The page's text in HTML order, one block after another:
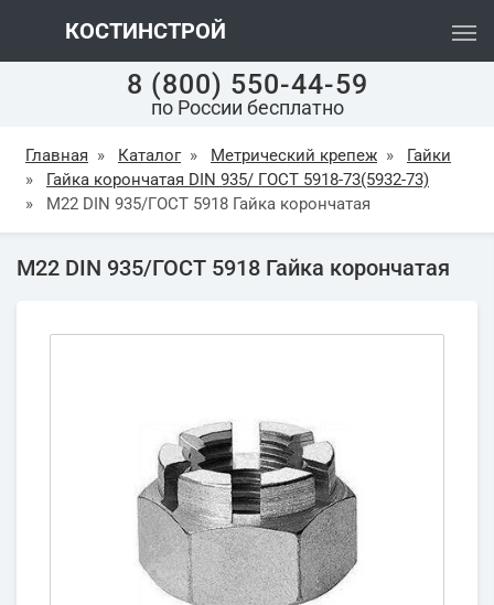
КОСТИНСТРОЙ
8 (800) 550-44-59
по России бесплатно
Главная » Каталог » Метрический крепеж »
Гайки
»
Гайка корончатая DIN 935/ ГОСТ 5918-73(5932-73)
»
М22 DIN 935/ГОСТ 5918 Гайка корончатая
М22 DIN 935/ГОСТ 5918 Гайка корончатая